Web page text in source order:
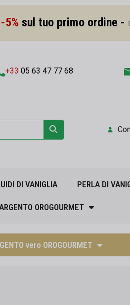
5%sul tuo primo ordine -
+33 05 63 47 77 68
DI VANIGLIA PERLA DI
OROGOURMET
vero OROGOURMET